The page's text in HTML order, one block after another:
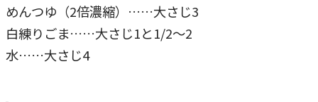
めんつゆ（2倍濃縮）……大さじ3
白練りごま……大さじ1と1/2～2
水……大さじ4